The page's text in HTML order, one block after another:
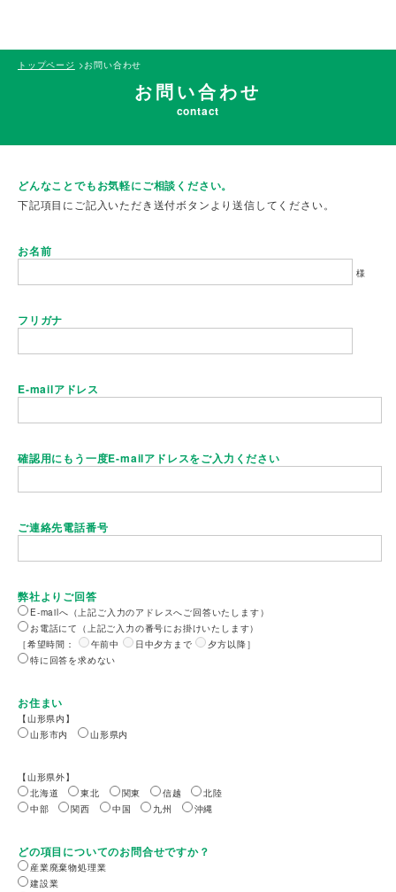
トップページ >お問い合わせ
お問い合わせ
contact
どんなことでもお気軽にご相談ください。
下記項目にご記入いただき送付ボタンより送信してください。
お名前
様
フリガナ
E-mailアドレス
確認用にもう一度E-mailアドレスをご入力ください
ご連絡先電話番号
弊社よりご回答
E-mailへ（上記ご入力のアドレスへご回答いたします）
お電話にて（上記ご入力の番号にお掛けいたします）
［希望時間：
午前中 日中夕方まで 夕方以降］
特に回答を求めない
お住まい
【山形県内】
山形市内
山形県内
【山形県外】
北海道
東北 関東 信越
北陸
中部
関西 中国 九州 沖縄
どの項目についてのお問合せですか？
産業廃棄物処理業
建設業